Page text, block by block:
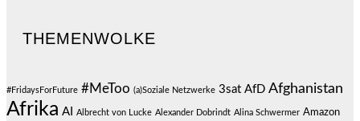
THEMENWOLKE
#FridaysForFuture #MeToo (a)Soziale Netzwerke 3sat AfD Afghanistan
Afrika AI Albrecht von Lucke Alexander Dobrindt Alina Schwermer Amazon